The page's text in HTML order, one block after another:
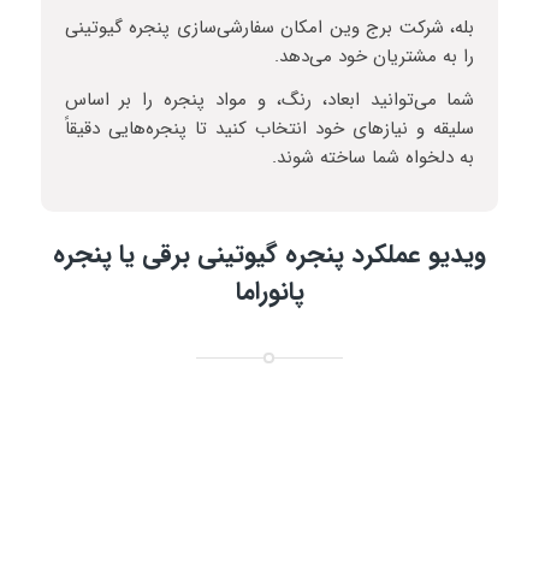
بله، شرکت برج وین امکان سفارشی‌سازی پنجره گیوتینی
را به مشتریان خود می‌دهد.
شما می‌توانید ابعاد، رنگ، و مواد پنجره را بر اساس
سلیقه و نیازهای خود انتخاب کنید تا پنجره‌هایی دقیقاً
به دلخواه شما ساخته شوند.
ویدیو عملکرد پنجره گیوتینی برقی یا پنجره
پانوراما